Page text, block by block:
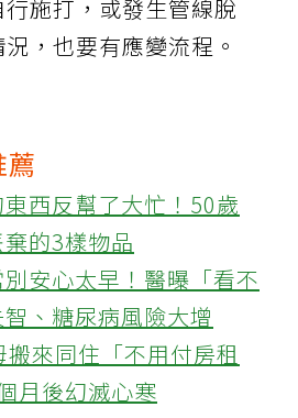
施打，或發生管線脫
，也要有應變流程。
西反幫了大忙！50歲
的3樣物品
安心太早！醫曝「看不
、糖尿病風險大增
來同住「不用付房租
月後幻滅心寒